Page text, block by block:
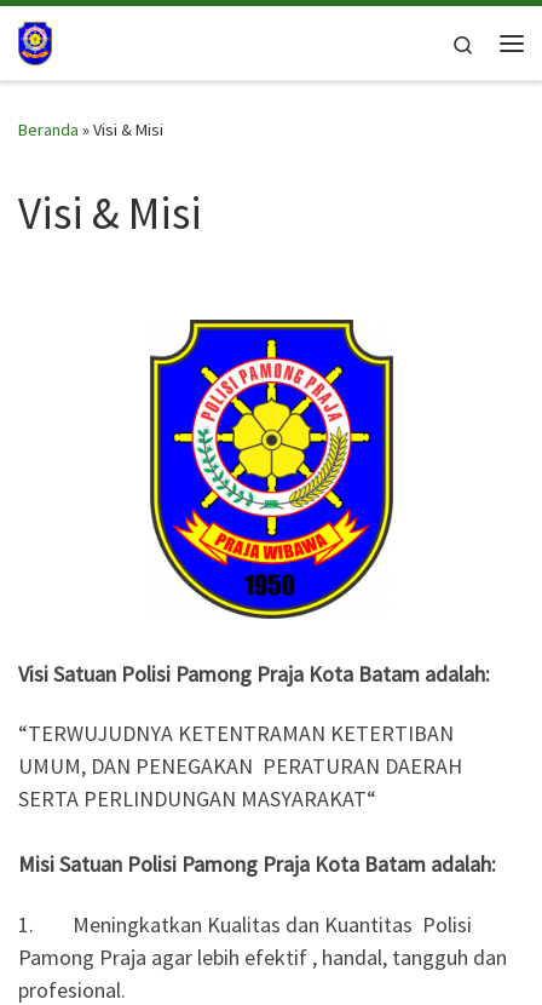
Skip to content
Search
Beranda »Visi & Misi
Visi & Misi
Visi Satuan Polisi Pamong Praja Kota Batam adalah:
“TERWUJUDNYA KETENTRAMAN KETERTIBAN
UMUM, DAN PENEGAKAN PERATURAN DAERAH
SERTA PERLINDUNGAN MASYARAKAT“
Misi Satuan Polisi Pamong Praja Kota Batam adalah:
1. Meningkatkan Kualitas dan Kuantitas Polisi
Pamong Praja agar lebih efektif , handal, tangguh dan
profesional.